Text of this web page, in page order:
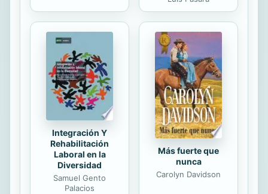
Integración Y
Rehabilitación
Laboral en la
Diversidad
Samuel Gento
Palacios
Más fuerte que
nunca
Carolyn Davidson